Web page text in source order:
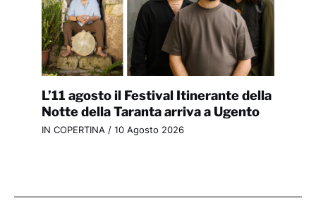
L’11 agosto il Festival Itinerante della
Notte della Taranta arriva a Ugento
IN COPERTINA/ 10 Agosto 2026